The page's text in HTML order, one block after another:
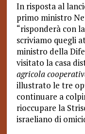
In risposta al
primo ministro
“risponderà con
scriviamo quegli
ministro della
visitato la casa
agricola
illustrato le tre
continuare a
rioccupare la
israeliano di